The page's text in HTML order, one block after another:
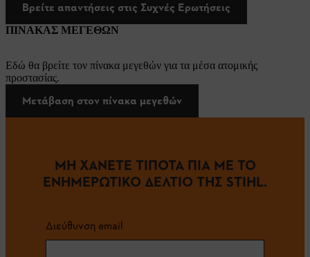
Βρείτε απαντήσεις στις Συχνές Ερωτήσεις
ΠΙΝΑΚΑΣ ΜΕΓΕΘΩΝ
Εδώ θα βρείτε τον πίνακα μεγεθών για τα μέσα ατομικής
προστασίας.
Μετάβαση στον πίνακα μεγεθών
ΜΗ ΧΑΝΕΤΕ ΤΙΠΟΤΑ ΠΙΑ ΜΕ ΤΟ
ΕΝΗΜΕΡΩΤΙΚΟ ΔΕΛΤΙΟ ΤΗΣ STIHL.
Διεύθυνση email